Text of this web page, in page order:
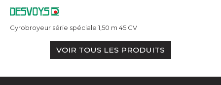
Gyrobroyeur série spéciale 1,50 m 45 CV
VOIR TOUS LES PRODUITS